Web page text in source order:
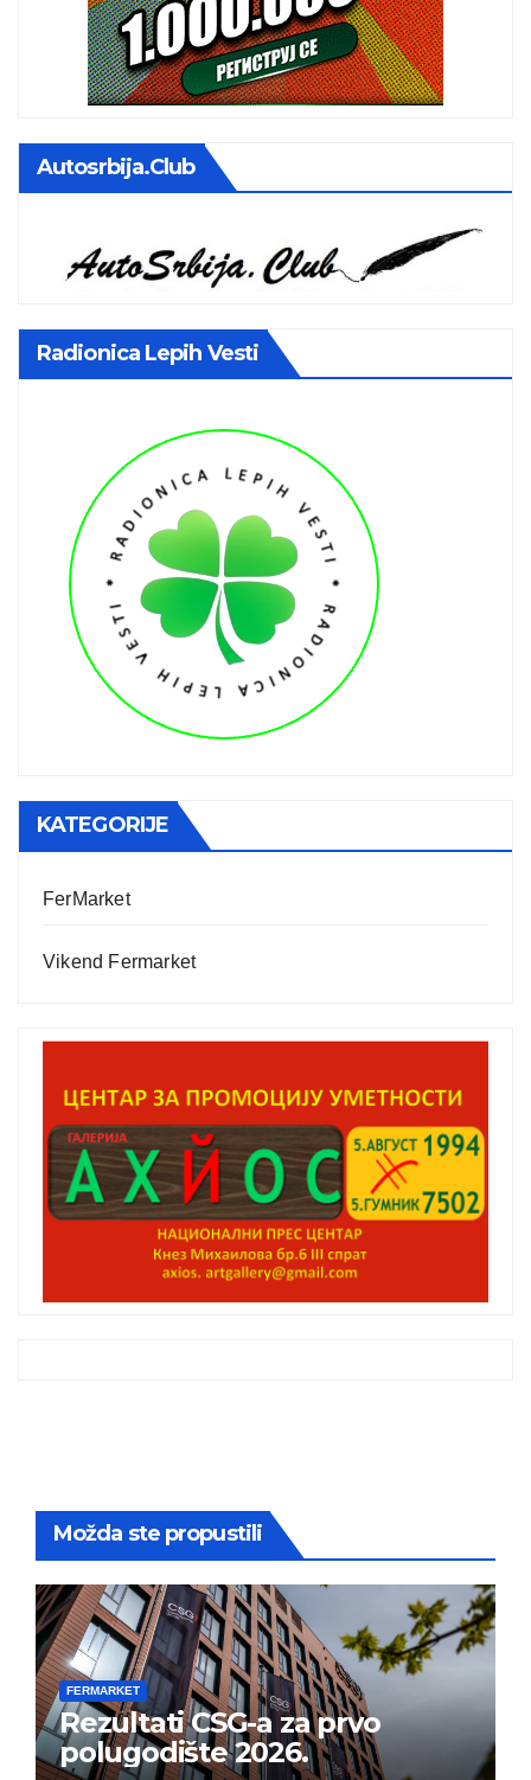
Autosrbija.club
Radionica Lepih Vesti
KATEGORIJE
FerMarket
Vikend Fermarket
Možda ste propustili
FERMARKET
Rezultati CSG-a za prvo
polugodište 2026.